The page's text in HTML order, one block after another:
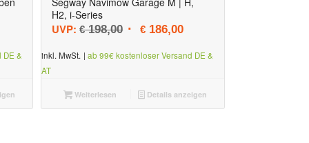
DE &
H2, i-Series
UVP: €198,00 Ursprünglicher Preis war: € 198,00
€ 186,00Aktueller Preis ist: €
inkl. MwSt. |ab 99€ kostenloser Versand DE &
AT
Weiterlesen Details anzeigen